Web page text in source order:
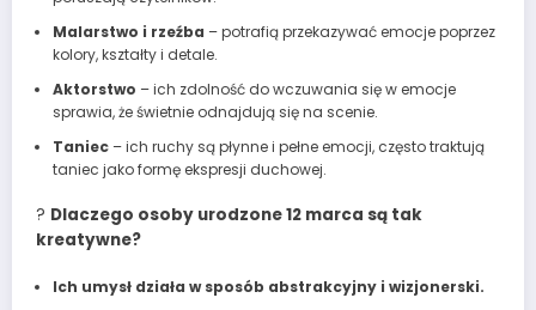
Malarstwo i rzeźba – potrafią przekazywać emocje poprzez
kolory, kształty i detale.
Aktorstwo – ich zdolność do wczuwania się w emocje
sprawia, że świetnie odnajdują się na scenie.
Taniec– ich ruchy są płynne i pełne emocji, często traktują
taniec jako formę ekspresji duchowej.
? Dlaczego osoby urodzone 12 marca są tak
kreatywne?
Ich umysł działa w sposób abstrakcyjny i wizjonerski.